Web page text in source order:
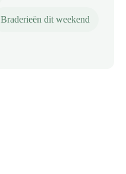
Braderieën dit weekend